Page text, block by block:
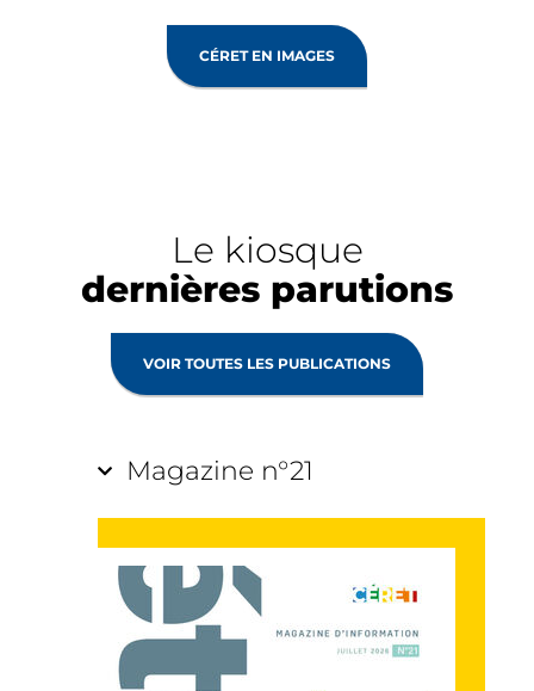
CÉRET EN IMAGES
Le kiosque
dernières parutions
VOIR TOUTES LES PUBLICATIONS
Magazine n°21